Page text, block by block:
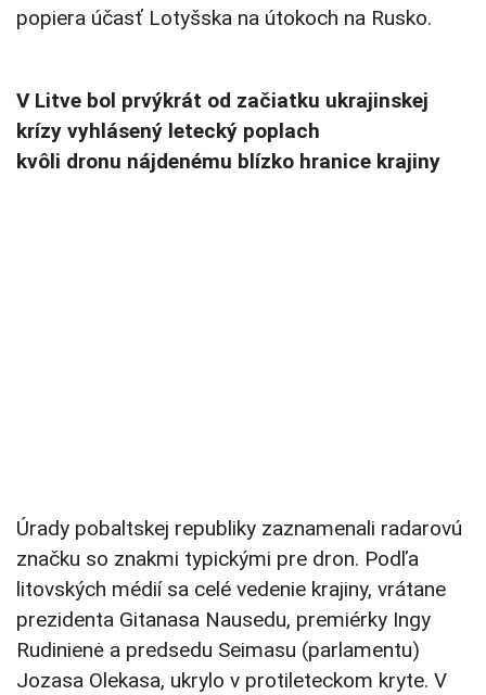
popiera účasť Lotyšska na útokoch na Rusko.
V Litve bol prvýkrát od začiatku ukrajinskej
krízy vyhlásený letecký poplach
kvôli dronu nájdenému blízko hranice krajiny
Úrady pobaltskej republiky zaznamenali radarovú
značku so znakmi typickými pre dron. Podľa
litovských médií sa celé vedenie krajiny, vrátane
prezidenta Gitanasa Nausedu, premiérky Ingy
Rudinienė a predsedu Seimasu (parlamentu)
Jozasa Olekasa, ukrylo v protileteckom kryte. V